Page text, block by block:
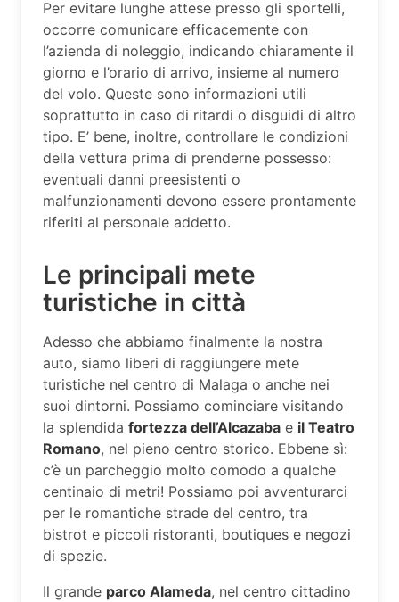
Per evitare lunghe attese presso gli sportelli,
occorre comunicare efficacemente con
l’azienda di noleggio, indicando chiaramente il
giorno e l’orario di arrivo, insieme al numero
del volo. Queste sono informazioni utili
soprattutto in caso di ritardi o disguidi di altro
tipo. E’ bene, inoltre, controllare le condizioni
della vettura prima di prenderne possesso:
eventuali danni preesistenti o
malfunzionamenti devono essere prontamente
riferiti al personale addetto.
Le principali mete
turistiche in città
Adesso che abbiamo finalmente la nostra
auto, siamo liberi di raggiungere mete
turistiche nel centro di Malaga o anche nei
suoi dintorni. Possiamo cominciare visitando
la splendida fortezza dell’Alcazaba e il Teatro
Romano, nel pieno centro storico. Ebbene sì:
c’è un parcheggio molto comodo a qualche
centinaio di metri! Possiamo poi avventurarci
per le romantiche strade del centro, tra
bistrot e piccoli ristoranti, boutiques e negozi
di spezie.
Il grande parco Alameda, nel centro cittadino